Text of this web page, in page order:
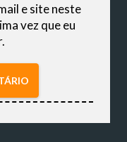
e site neste
vez que eu